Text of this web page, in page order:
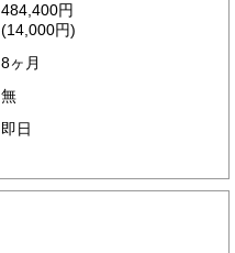
484,400円
(14,000円)
8ヶ月
無
即日